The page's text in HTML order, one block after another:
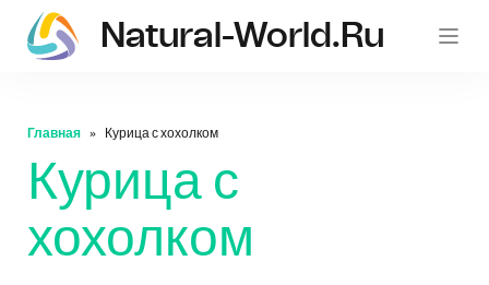
Natural-World.ru
Главная Курица с хохолком
Курица с
хохолком